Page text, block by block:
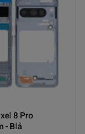
8 Pro
- Blå